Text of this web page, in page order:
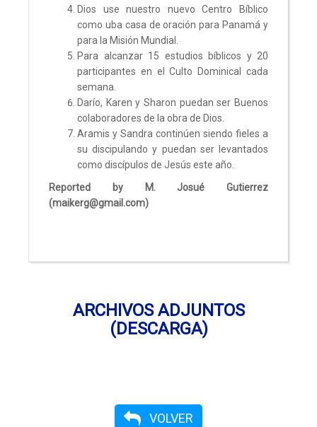
Dios use nuestro nuevo Centro Bíblico
como uba casa de oración para Panamá y
para la Misión Mundial.
Para alcanzar 15 estudios bíblicos y 20
participantes en el Culto Dominical cada
semana.
Darío, Karen y Sharon puedan ser Buenos
colaboradores de la obra de Dios.
Aramis y Sandra continúen siendo fieles a
su discipulando y puedan ser levantados
como discípulos de Jesús este año.
Reported by M. Josué Gutierrez
(maikerg@gmail.com)
ARCHIVOS ADJUNTOS
(DESCARGA)
VOLVER